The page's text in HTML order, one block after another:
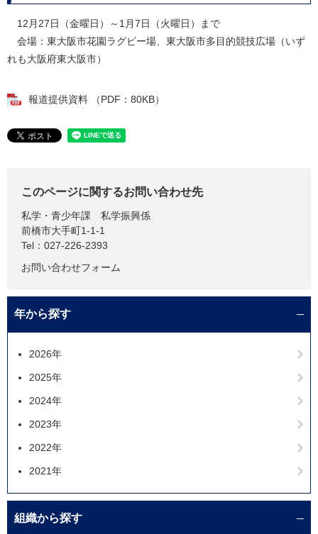
12月27日（金曜日）～1月7日（火曜日）まで
会場：東大阪市花園ラグビー場、東大阪市多目的競技広場（いず
れも大阪府東大阪市）
報道提供資料 （PDF：80KB）
このページに関するお問い合わせ先
私学・青少年課
私学振興係
前橋市大手町1-1-1
Tel：027-226-2393
お問い合わせフォーム
年から探す
2026年
2025年
2024年
2023年
2022年
2021年
組織から探す